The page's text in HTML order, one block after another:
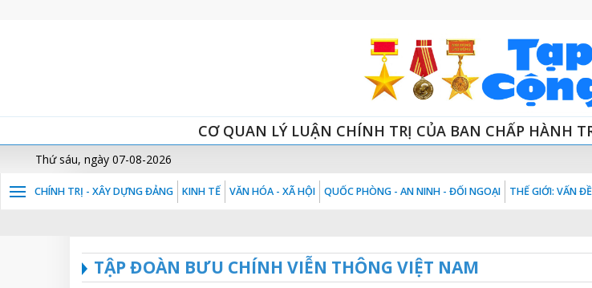
CƠ QUAN LÝ LUẬN CHÍNH TRỊ CỦA BAN CHẤP HÀNH
Thứ sáu, ngày 07-08-2026
CHÍNH TRỊ - XÂY DỰNG ĐẢNG KINH TẾ VĂN HÓA - XÃ HỘI QUỐC PHÒNG - AN NINH - ĐỐI NGOẠI THẾ GIỚI: VẤN
TẬP ĐOÀN BƯU CHÍNH VIỄN THÔNG VIỆT NAM